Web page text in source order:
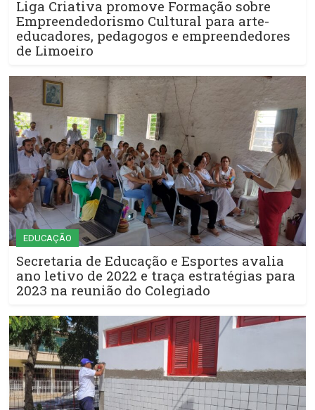
Liga Criativa promove Formação sobre
Empreendedorismo Cultural para arte-
educadores, pedagogos e empreendedores
de Limoeiro
EDUCAÇÃO
Secretaria de Educação e Esportes avalia
ano letivo de 2022 e traça estratégias para
2023 na reunião do Colegiado